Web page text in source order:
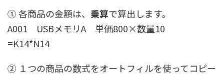
① 各商品の金額は、 乗算で算出します。
A001 USBメモリA 単価800×数量10
=K14*N14
② １つの商品の数式をオートフィルを使ってコピー